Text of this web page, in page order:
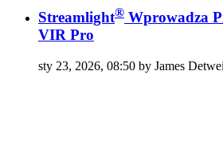
Streamlight® Wprowadza
VIR Pro
sty 23, 2026, 08:50 by James